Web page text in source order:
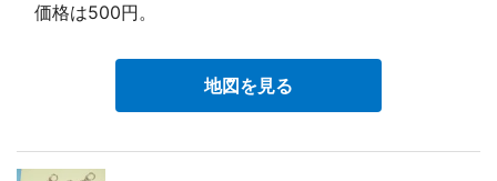
価格は500円。
地図を見る